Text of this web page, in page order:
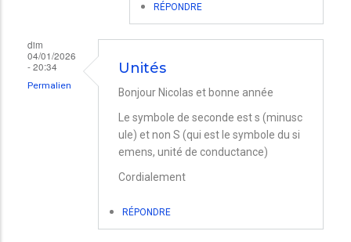
RÉPONDRE
dim
04/01/2026
- 20:34
Permalien
Unités
Bonjour Nicolas et bonne année
Le symbole de seconde est s (minusc
ule) et non S (qui est le symbole du si
emens, unité de conductance)
Cordialement
RÉPONDRE